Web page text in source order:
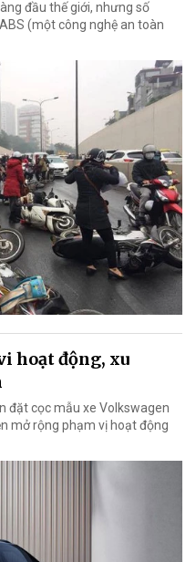
đầu thế giới, nhưng số
(một công nghệ an toàn
hoạt động, xu
đặt cọc mẫu xe Volkswagen
mở rộng phạm vị hoạt động